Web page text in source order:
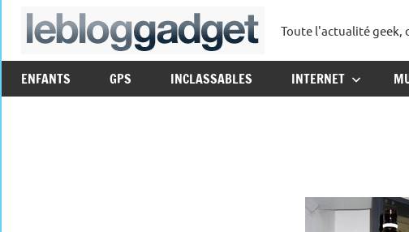
Aller
Toute l'actualité geek,
ENFANTS GPS INCLASSABLES INTERNET